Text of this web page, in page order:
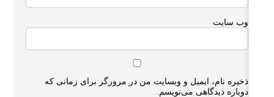
وب‌ سایت
ذخیره نام، ایمیل و وبسایت من در مرورگر برای زمانی که
دوباره دیدگاهی می‌نویسم.